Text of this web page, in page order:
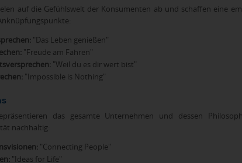
auf die Gefühlswelt der Konsumenten ab und schaffen eine
"Das Leben genießen"
"Freude am Fahren"
"Weil du es dir wert bist"
"Impossible is Nothing"
das gesamte Unternehmen und dessen
nachhaltig:
"Connecting People"
"Ideas for Life"